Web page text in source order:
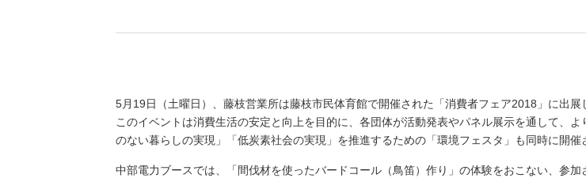
ニュース（新しいウィンドウを開きます）
よくあるご質問・お問い合わせ（新しいウィンドウを開きます）
プレスリリース（新しいウィンドウを開きます）
お知らせ（新しいウィンドウを開きます）
よくあるご質問・お問い合わせ（新しいウィンドウを開き
5月19日（土曜日）、藤枝営業所は藤枝市民体育館で開催された「消費者フェア2018」に出展
このイベントは消費生活の安定と向上を目的に、各団体が活動発表やパネル展示を通して、
のない暮らしの実現」「低炭素社会の実現」を推進するための「環境フェスタ」も同時に開催
中部電力ブースでは、「間伐材を使ったバードコール（鳥笛）作り」の体験をおこない、参